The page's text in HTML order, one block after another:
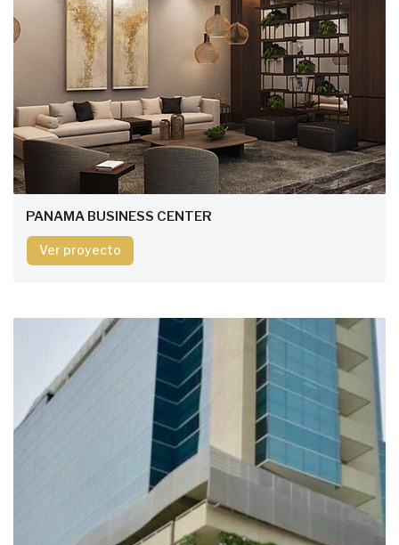
PANAMA BUSINESS CENTER
Ver proyecto